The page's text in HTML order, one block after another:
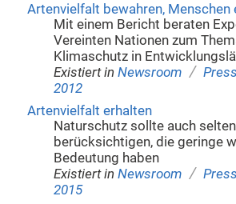
Artenvielfalt bewahren, Menschen
Mit einem Bericht beraten
Vereinten Nationen zum
Klimaschutz in
Existiert in Newsroom /
2012
Artenvielfalt erhalten
Naturschutz sollte auch
berücksichtigen, die geringe
Bedeutung haben
Existiert in Newsroom /
2015